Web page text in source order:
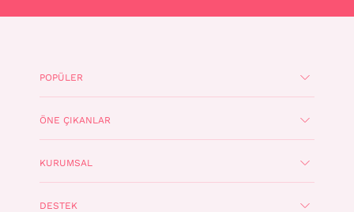
POPÜLER
ÖNE ÇIKANLAR
KURUMSAL
DESTEK